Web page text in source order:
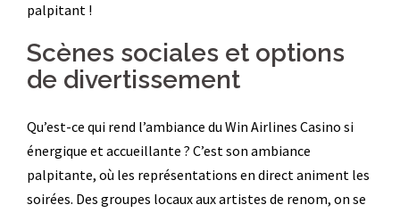
palpitant !
Scènes sociales et options
de divertissement
Qu’est-ce qui rend l’ambiance du Win Airlines Casino si
énergique et accueillante ? C’est son ambiance
palpitante, où les représentations en direct animent les
soirées. Des groupes locaux aux artistes de renom, on se